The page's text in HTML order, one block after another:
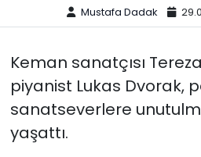
Mustafa Dadak
Keman sanatçısı
piyanist Lukas Dvorak,
sanatseverlere
yaşattı.